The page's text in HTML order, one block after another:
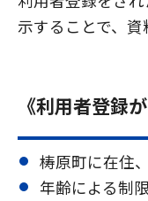
示することで、資
《利用者登録
梼原町に在住
年齢による制